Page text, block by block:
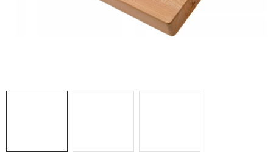
Jak nakupovat
Velkoobchod